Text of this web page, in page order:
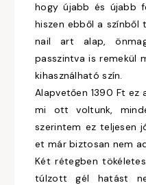
hogy újabb és újabb
hiszen ebből a színből
nail art alap,
passzintva is remekül
kihasználható szín.
Alapvetően 1390 Ft ez
mi ott voltunk,
szerintem ez teljesen
et már biztosan nem
Két rétegben
túlzott gél hatást